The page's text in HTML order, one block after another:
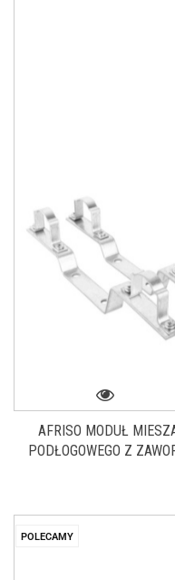
AFRISO MODUŁ
PODŁOGOWEGO Z
POLECAMY